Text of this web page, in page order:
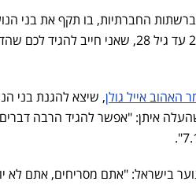
החברתיות, בו תקף את בני
היתר כי הם חמורים גדולים וחמורות גדולות בני 20 עד גיל 28,
האהוב אייל גולן, שיצא להגנת בני
איתן: "אפשר להגיד הרבה
בישראל: "אתם מסריחים, אתם לא